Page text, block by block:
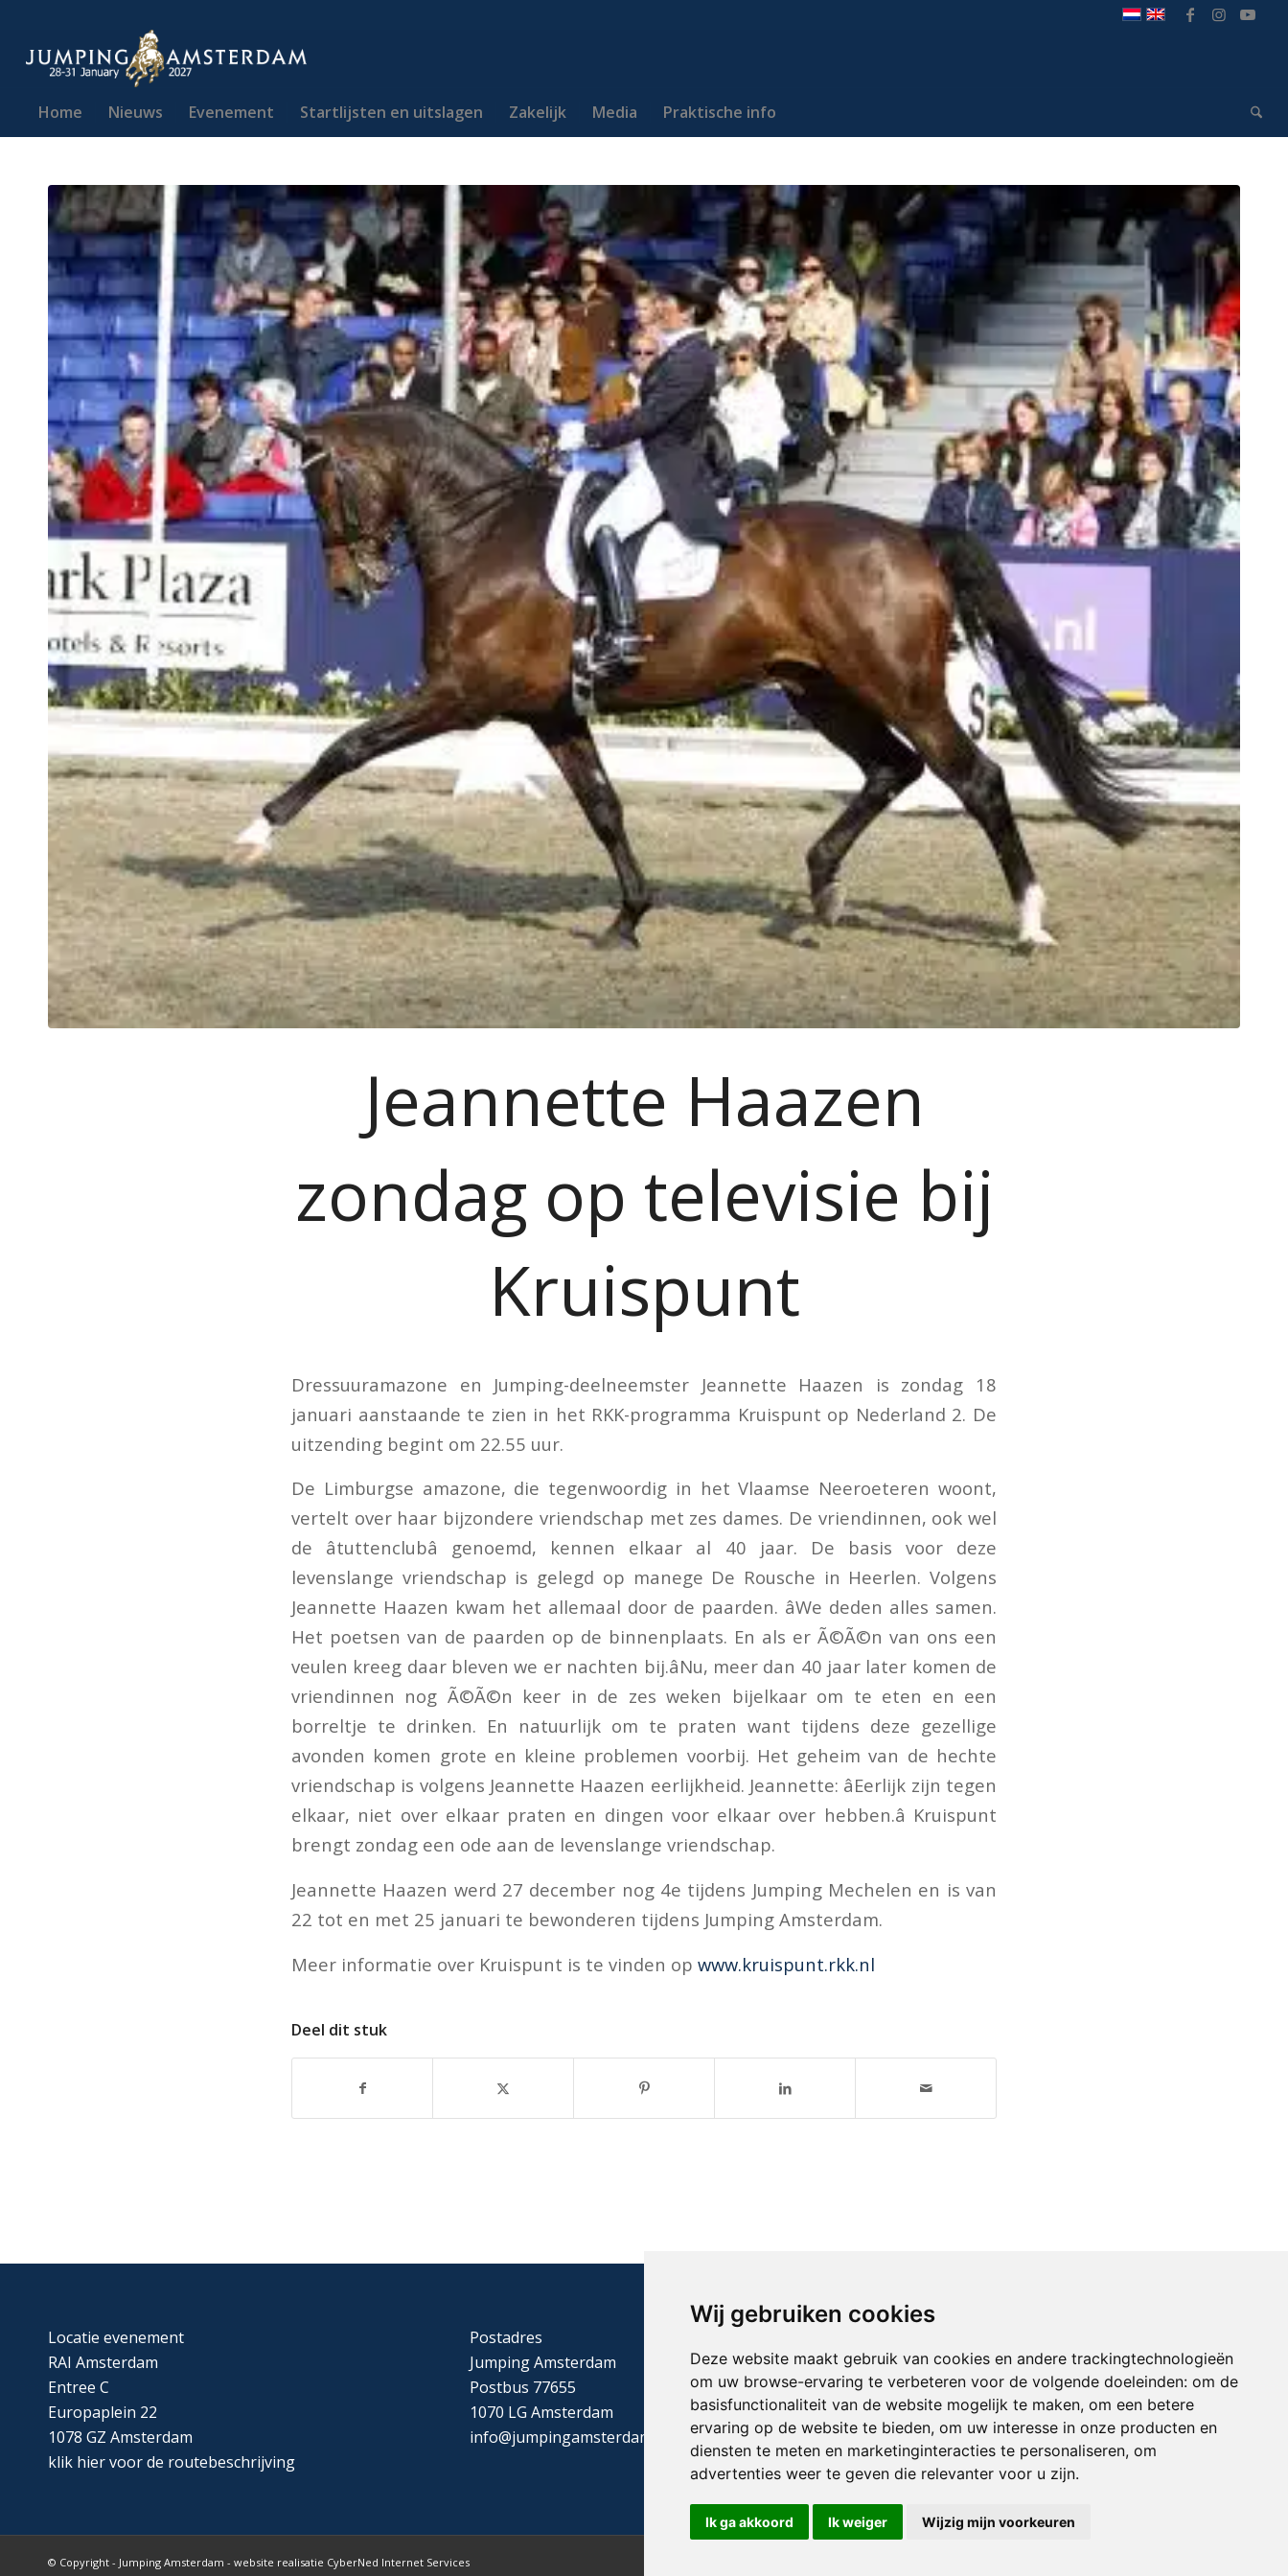
Wij gebruiken cookies
Deze website maakt gebruik van cookies en andere trackingtechnologieën
om uw browse-ervaring te verbeteren voor de volgende doeleinden: om de
basisfunctionaliteit van de website mogelijk te maken, om een betere
ervaring op de website te bieden, om uw interesse in onze producten en
diensten te meten en marketinginteracties te personaliseren, om
advertenties weer te geven die relevanter voor u zijn.
Ik ga akkoord Ik weiger Wijzig mijn voorkeuren
Home Nieuws Evenement Startlijsten en uitslagen Zakelijk Media Praktische info
Jeannette Haazen
zondag op televisie bij
Kruispunt
Dressuuramazone en Jumping-deelneemster Jeannette Haazen is zondag 18
januari aanstaande te zien in het RKK-programma Kruispunt op Nederland 2. De
uitzending begint om 22.55 uur.
De Limburgse amazone, die tegenwoordig in het Vlaamse Neeroeteren woont,
vertelt over haar bijzondere vriendschap met zes dames. De vriendinnen, ook wel
de âtuttenclubâ genoemd, kennen elkaar al 40 jaar. De basis voor deze
levenslange vriendschap is gelegd op manege De Rousche in Heerlen. Volgens
Jeannette Haazen kwam het allemaal door de paarden. âWe deden alles samen.
Het poetsen van de paarden op de binnenplaats. En als er Ã©Ã©n van ons een
veulen kreeg daar bleven we er nachten bij.âNu, meer dan 40 jaar later komen de
vriendinnen nog Ã©Ã©n keer in de zes weken bijelkaar om te eten en een
borreltje te drinken. En natuurlijk om te praten want tijdens deze gezellige
avonden komen grote en kleine problemen voorbij. Het geheim van de hechte
vriendschap is volgens Jeannette Haazen eerlijkheid. Jeannette: âEerlijk zijn tegen
elkaar, niet over elkaar praten en dingen voor elkaar over hebben.â Kruispunt
brengt zondag een ode aan de levenslange vriendschap.
Jeannette Haazen werd 27 december nog 4e tijdens Jumping Mechelen en is van
22 tot en met 25 januari te bewonderen tijdens Jumping Amsterdam.
Meer informatie over Kruispunt is te vinden op www.kruispunt.rkk.nl
Deel dit stuk
Locatie evenement
RAI Amsterdam
Entree C
Europaplein 22
1078 GZ Amsterdam
klik hiervoor de routebeschrijving
Postadres
Jumping Amsterdam
Postbus 77655
1070 LG Amsterdam
info@jumpingamsterdam.nl
© Copyright - Jumping Amsterdam - website realisatie CyberNed Internet Services